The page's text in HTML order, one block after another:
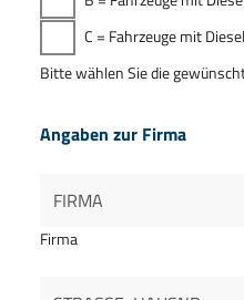
C = Fahrzeuge mit
Bitte wählen Sie die
Angaben zur Firma
Firma